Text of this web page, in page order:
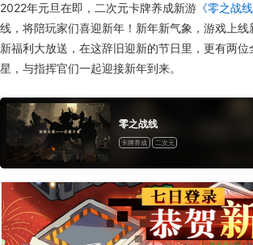
2022年元旦在即，二次元卡牌养成新游 《零之战线
线，将陪玩家们喜迎新年！新年新气象，游戏上
新福利大放送，在这辞旧迎新的节日里，更有两
星，与指挥官们一起迎接新年到来。
零之战线
卡牌养成 二次元